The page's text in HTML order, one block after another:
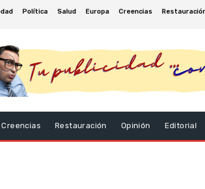
Política Salud Europa Creencias
Creencias Restauración Opinión Editorial